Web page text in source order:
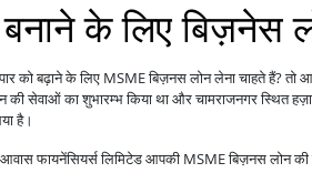
के लिए बिज़नेस
को बढ़ाने के लिए MSME बिज़नस लोन लेना चाहते हैं?
सेवाओं का शुभारम्भ किया था और चामराजनगर स्थित
है।
फायनेंसियर्स लिमिटेड आपकी MSME बिज़नस लोन